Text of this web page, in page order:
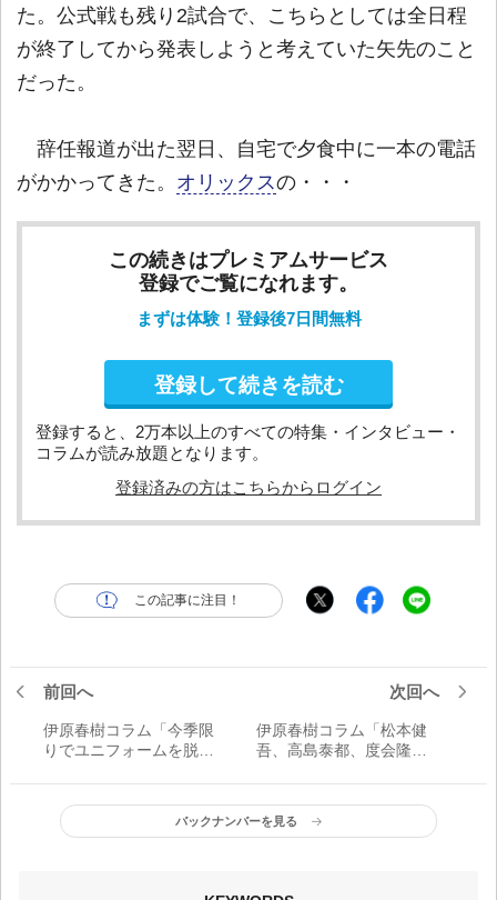
た。公式戦も残り2試合で、こちらとしては全日程
が終了してから発表しようと考えていた矢先のこと
だった。
辞任報道が出た翌日、自宅で夕食中に一本の電話
がかかってきた。 オリックスの・・・
この続きはプレミアムサービス
登録でご覧になれます。
まずは体験！登録後7日間無料
登録して続きを読む
登録すると、2万本以上のすべての特集・インタビュー・
コラムが読み放題となります。
登録済みの方はこちらからログイン
この記事に注目！
前回へ
伊原春樹コラム「今季限
りでユニフォームを脱い
大戦力を自在に操りかつ
ては優れていた決断力」
次回へ
伊原春樹コラム「松本健
吾、高島泰都、度会隆
としてプロで通用する選
手は数多」
バックナンバーを見る